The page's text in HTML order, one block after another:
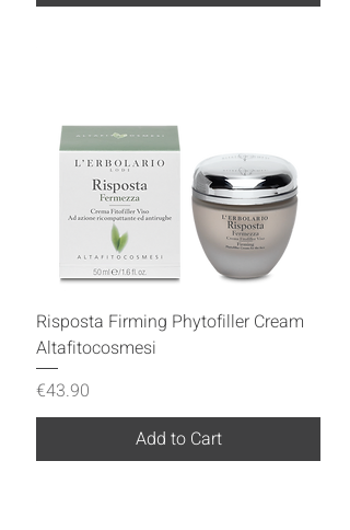
Risposta Firming Phytofiller Cream
Altafitocosmesi
Price
€43.90
Add to Cart